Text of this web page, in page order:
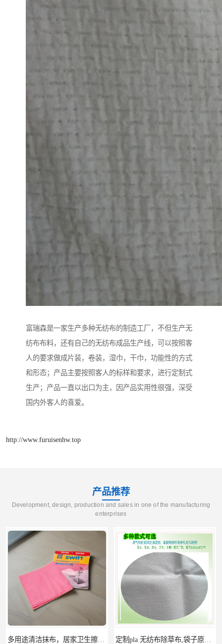
富瑞森是一家生产多种无纺布的制造工厂，不但生产无
纺布布料，还有自己的无纺布成品生产线，可以按照客
人的要求做成片装，卷装，湿巾，干巾，功能性的方式
和形态；产品主要按照客人的标样和要求，进行定制式
生产；产品一直以出口为主，因产品实用性很强，深受
国内外客人的喜爱。
http://www.furuisenhw.top
产品推荐
Development, design, production and sales in one of the manufacturing
enterprises